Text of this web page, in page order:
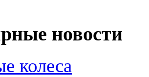
новости
колеса